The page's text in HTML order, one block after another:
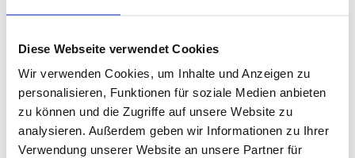
Diese Webseite verwendet Cookies
Wir verwenden Cookies, um Inhalte und Anzeigen zu
personalisieren, Funktionen für soziale Medien anbieten
zu können und die Zugriffe auf unsere Website zu
analysieren. Außerdem geben wir Informationen zu Ihrer
Verwendung unserer Website an unsere Partner für
Veranstalter
Rathausplatz 1
glurns@ferienregion-obervinschgau.it
www.glurns.eu
Tel.+39 0473 831097